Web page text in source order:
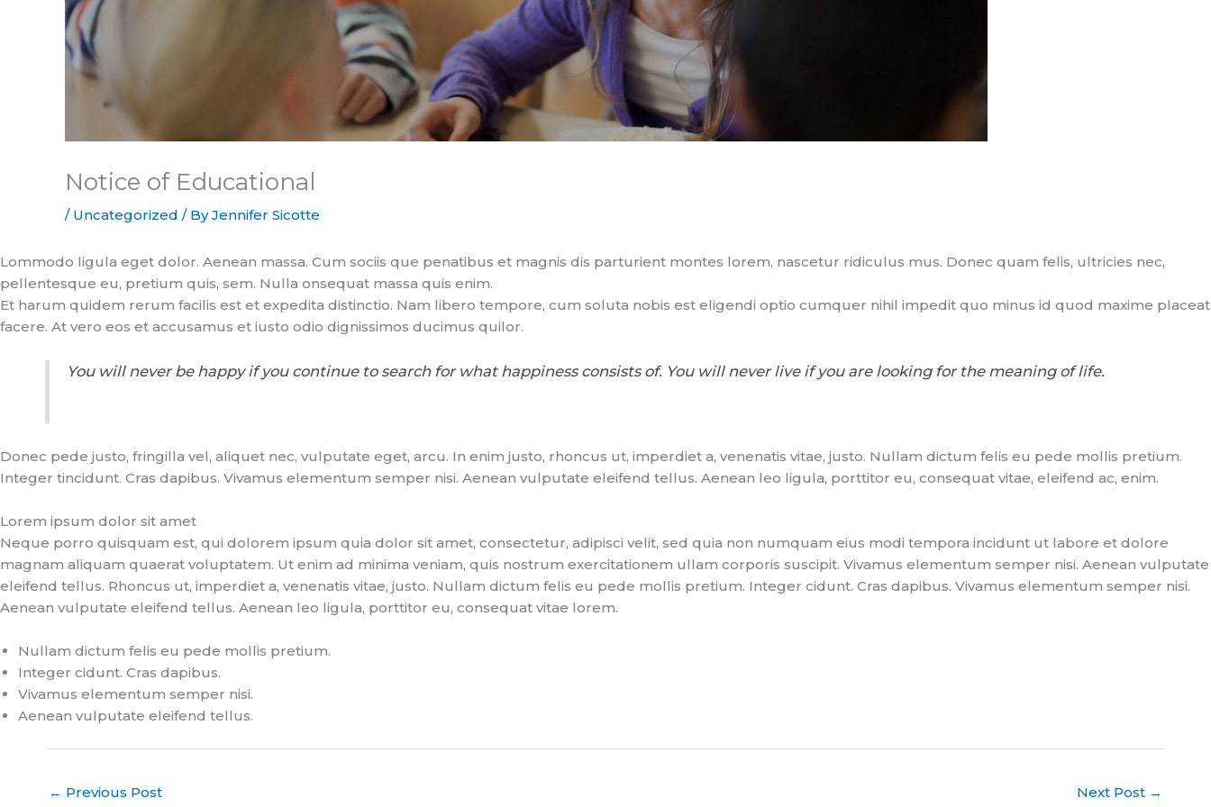
Notice of Educational
/ Uncategorized / ByJennifer Sicotte
Lommodo ligula eget dolor. Aenean massa. Cum sociis que penatibus et magnis dis parturient montes lorem, nascetur ridiculus mus. Donec quam felis, ultricies nec,
pellentesque eu, pretium quis, sem. Nulla onsequat massa quis enim.
Et harum quidem rerum facilis est et expedita distinctio. Nam libero tempore, cum soluta nobis est eligendi optio cumquer nihil impedit quo minus id quod maxime placeat
facere. At vero eos et accusamus et iusto odio dignissimos ducimus quilor.
You will never be happy if you continue to search for what happiness consists of. You will never live if you are looking for the meaning of life.
Donec pede justo, fringilla vel, aliquet nec, vulputate eget, arcu. In enim justo, rhoncus ut, imperdiet a, venenatis vitae, justo. Nullam dictum felis eu pede mollis pretium.
Integer tincidunt. Cras dapibus. Vivamus elementum semper nisi. Aenean vulputate eleifend tellus. Aenean leo ligula, porttitor eu, consequat vitae, eleifend ac, enim.
Lorem ipsum dolor sit amet
Neque porro quisquam est, qui dolorem ipsum quia dolor sit amet, consectetur, adipisci velit, sed quia non numquam eius modi tempora incidunt ut labore et dolore
magnam aliquam quaerat voluptatem. Ut enim ad minima veniam, quis nostrum exercitationem ullam corporis suscipit. Vivamus elementum semper nisi. Aenean vulputate
eleifend tellus. Rhoncus ut, imperdiet a, venenatis vitae, justo. Nullam dictum felis eu pede mollis pretium. Integer cidunt. Cras dapibus. Vivamus elementum semper nisi.
Aenean vulputate eleifend tellus. Aenean leo ligula, porttitor eu, consequat vitae lorem.
Nullam dictum felis eu pede mollis pretium.
Integer cidunt. Cras dapibus.
Vivamus elementum semper nisi.
Aenean vulputate eleifend tellus.
← Previous Post Next Post →